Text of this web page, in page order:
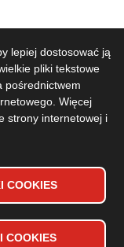
lepiej dostosować ją
pliki tekstowe
pośrednictwem
Więcej
strony internetowej i
COOKIES
COOKIES
COOKIES